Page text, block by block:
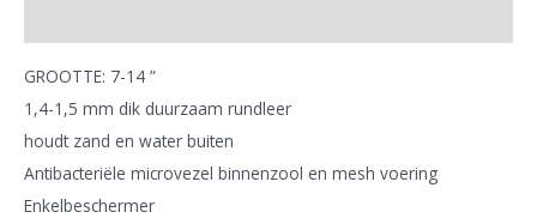
GROOTTE: 7-14 ”
1,4-1,5 mm dik duurzaam rundleer
houdt zand en water buiten
Antibacteriële microvezel binnenzool en mesh voering
Enkelbeschermer